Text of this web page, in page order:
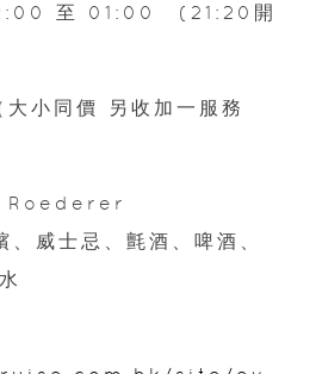
至 01:00 (21:20開
小同價 另收加一服務
Roederer
威士忌、氈酒、啤酒、